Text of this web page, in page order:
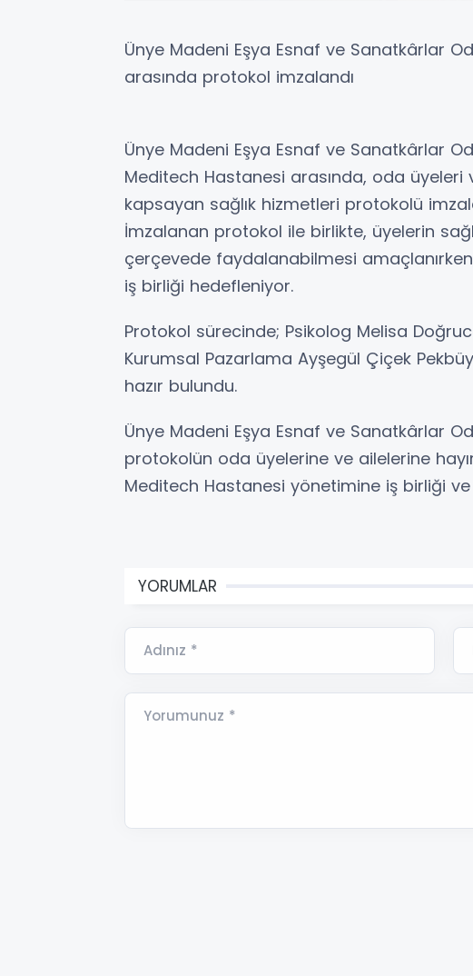
Ünye Madeni Eşya Esnaf ve Sanatkârlar
arasında protokol imzalandı
Ünye Madeni Eşya Esnaf ve Sanatkârlar
Meditech Hastanesi arasında, oda üyeleri
kapsayan sağlık hizmetleri protokolü
İmzalanan protokol ile birlikte, üyelerin
çerçevede faydalanabilmesi
iş birliği hedefleniyor.
Protokol sürecinde; Psikolog Melisa
Kurumsal Pazarlama Ayşegül Çiçek
hazır bulundu.
Ünye Madeni Eşya Esnaf ve Sanatkârlar
protokolün oda üyelerine ve ailelerine
Meditech Hastanesi yönetimine iş birliği
YORUMLAR
Adınız *
Yorumunuz *